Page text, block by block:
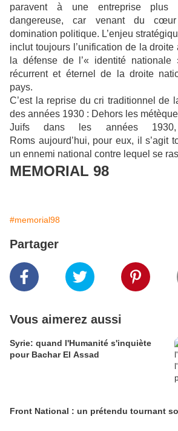
paravent à une entreprise plus
dangereuse, car venant du
domination politique. L’enjeu
inclut toujours l’unification de la
la défense de l’« identité nationale
récurrent et éternel de la droite
pays.
C’est la reprise du cri traditionnel de
des années 1930 : Dehors les
Juifs dans les années
Roms aujourd’hui, pour eux, il s’agit
un ennemi national contre lequel se
MEMORIAL 98
#memorial98
Partager
Vous aimerez aussi
Syrie: quand l'Humanité s'inquiète
pour Bachar El Assad
Front National : un prétendu tournant